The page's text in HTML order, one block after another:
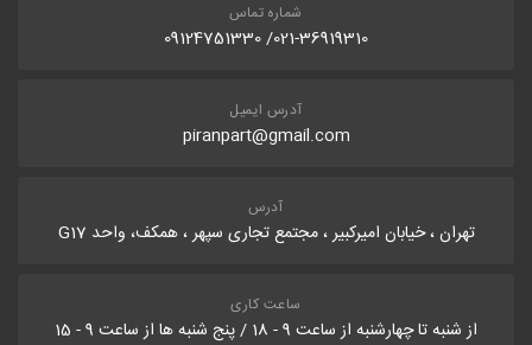
شماره تماس
021-36919310/ 09124751330
آدرس ایمیل
piranpart@gmail.com
آدرس
تهران ، خیابان امیرکبیر ، مجتمع تجاری سپهر ، همکف، واحد G17
ساعت کاری
از شنبه تا چهارشنبه از ساعت 9 - 18 / پنج شنبه ها از ساعت 9 - 15